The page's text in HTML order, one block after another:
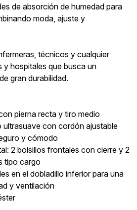
de absorción de humedad para
moda, ajuste y
técnicos y cualquier
y hospitales que busca un
gran durabilidad.
pierna recta y tiro medio
ultrasuave con cordón ajustable
y cómodo
2 bolsillos frontales con cierre y 2
tipo cargo
en el dobladillo inferior para una
y ventilación